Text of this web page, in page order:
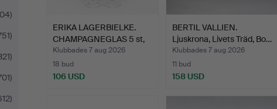
ERIKA LAGERBIELKE.
CHAMPAGNEGLAS 5 st,
Orr…
Klubbades 7 aug 2026
18 bud
106 USD
BERTIL VALLIEN.
Ljuskrona, Livets Träd, Bo…
Klubbades 7 aug 2026
11 bud
158 USD